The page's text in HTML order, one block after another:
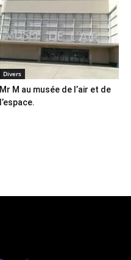
Divers
Mr M au musée de l’air et de
l’espace.